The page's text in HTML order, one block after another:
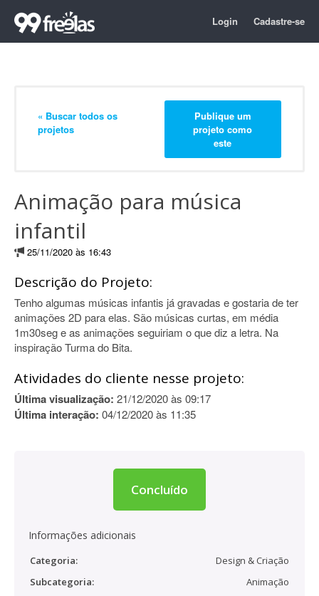
Login Cadastre-se
« Buscar todos os
projetos
Publique um
projeto como
este
Animação para música
infantil
25/11/2020 às 16:43
Descrição do Projeto:
Tenho algumas músicas infantis já gravadas e gostaria de ter
animações 2D para elas. São músicas curtas, em média
1m30seg e as animações seguiriam o que diz a letra. Na
inspiração Turma do Bita.
Atividades do cliente nesse projeto:
Última visualização: 21/12/2020 às 09:17
Última interação: 04/12/2020 às 11:35
Concluído
Informações adicionais
Categoria:
Design & Criação
Subcategoria:
Animação